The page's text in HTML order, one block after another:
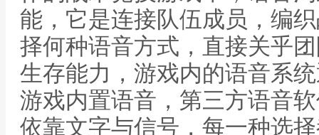
能，它是连接队伍成员，编
择何种语音方式，直接关乎
生存能力，游戏内的语音系
游戏内置语音，第三方语音
依靠文字与信号，每一种选